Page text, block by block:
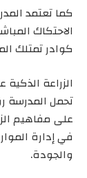
كما تعتمد
الاحتكاك
كوادر تمتلك
الزراعة الذكية
تحمل المدرسة
على مفاهيم
في إدارة
والجودة.